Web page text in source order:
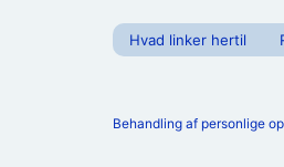
Hvad linker hertil
Behandling af personlige